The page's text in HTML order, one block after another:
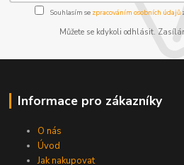
Souhlasím se zpracováním osobních údajů
Můžete se kdykoli odhlásit.
Informace pro zákazníky
O nás
Úvod
Jak nakupovat